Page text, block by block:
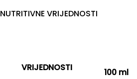
NUTRITIVNE VRIJEDNOSTI
VRIJEDNOSTI 100 ml